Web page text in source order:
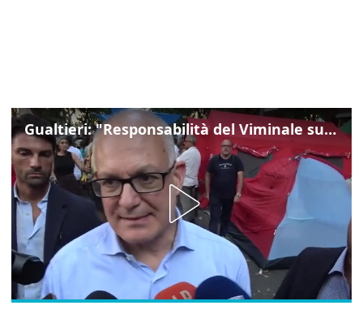
Gualtieri: "Responsabilità del Viminale su Spin Time? La posizione dei partiti è nota"